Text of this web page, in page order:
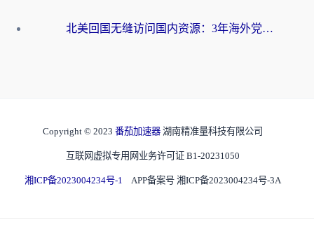
北美回国无缝访问国内资源：3年海外党亲测的加速器选择指南
Copyright © 2023 番茄加速器 湖南精准量科技有限公司
互联网虚拟专用网业务许可证 B1-20231050
湘ICP备2023004234号-1 APP备案号 湘ICP备2023004234号-3A